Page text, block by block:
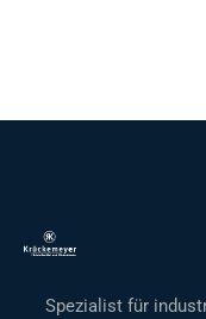
Spezialist für